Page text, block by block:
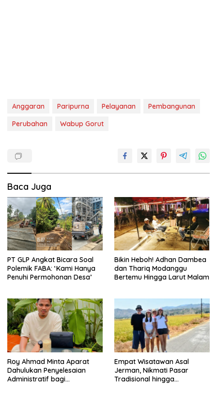
Anggaran Paripurna Pelayanan
Pembangunan
Perubahan
Wabup Gorut
Baca Juga
PT GLP Angkat Bicara Soal
Polemik FABA: ‘Kami Hanya
Penuhi Permohonan Desa’
Bikin Heboh! Adhan Dambea
dan Thariq Modanggu
Bertemu Hingga Larut Malam
Roy Ahmad Minta Aparat
Dahulukan Penyelesaian
Administratif bagi
Empat Wisatawan Asal
Jerman, Nikmati Pasar
Tradisional hingga